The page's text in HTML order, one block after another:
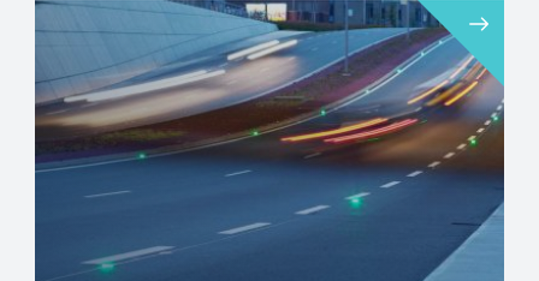
Interreg Duitsland-Nederland richt zich op
de ontwikkeling van de grensregio tot een
geïntegreerde ...